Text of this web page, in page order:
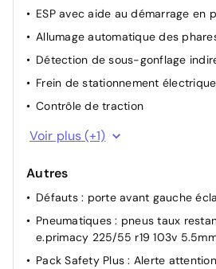
Banquette 2 places au rang 3
rabattables 50/50
Rétroviseurs extérieurs
rabattement électriques,
Air conditionné automatique
Pare chocs AR avec décor Gris
Barres de toit longitudinales Noir
ESP avec aide au démarrage en
Allumage automatique des
Détection de sous-gonflage
Frein de stationnement électrique
Contrôle de traction
ABS
Voir plus (+1)
Autres
Défauts : porte avant gauche
Pneumatiques : pneus taux
e.primacy 225/55 r19 103v
Pack Safety Plus : Alerte